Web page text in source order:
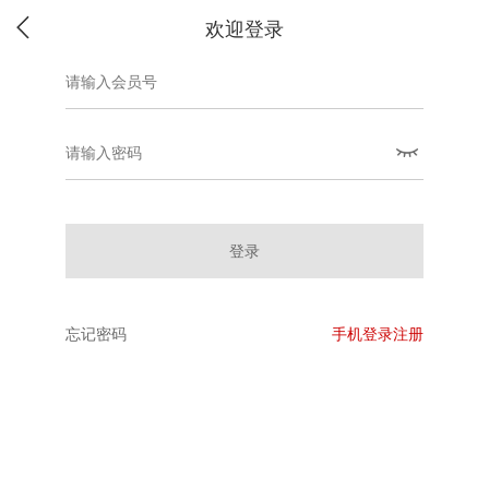
欢迎登录
登录
忘记密码 手机登录注册